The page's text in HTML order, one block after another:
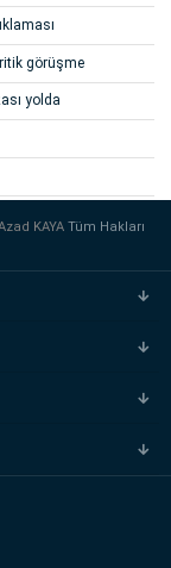
görüşme
yolda
KAYATüm Hakları